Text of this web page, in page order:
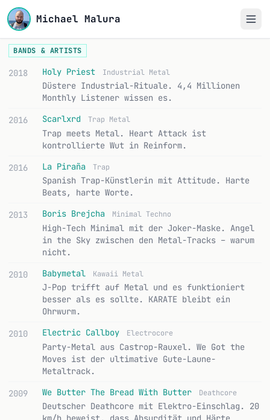
Michael Malura
BANDS & ARTISTS
2018 Holy Priest Industrial Metal
Düstere Industrial-Rituale. 4,4 Millionen
Monthly Listener wissen es.
2016 Scarlxrd Trap Metal
Trap meets Metal. Heart Attack ist
kontrollierte Wut in Reinform.
2016 La Piraña Trap
Spanish Trap-Künstlerin mit Attitude. Harte
Beats, harte Worte.
2013 Boris Brejcha Minimal Techno
High-Tech Minimal mit der Joker-Maske. Angel
in the Sky zwischen den Metal-Tracks – warum
nicht.
2010 Babymetal Kawaii Metal
J-Pop trifft auf Metal und es funktioniert
besser als es sollte. KARATE bleibt ein
Ohrwurm.
2010 Electric Callboy Electrocore
Party-Metal aus Castrop-Rauxel. We Got the
Moves ist der ultimative Gute-Laune-
Metaltrack.
2009 We Butter The Bread With Butter Deathcore
Deutscher Deathcore mit Elektro-Einschlag. 20